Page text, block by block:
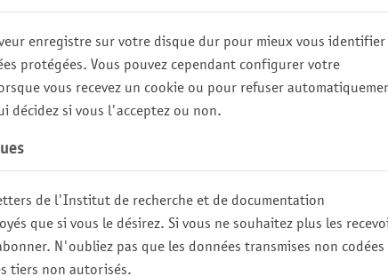
enregistre sur votre disque dur pour mieux vous identifier
protégées. Vous pouvez cependant configurer votre
vous recevez un cookie ou pour refuser
décidez si vous l'acceptez ou non.
de l'Institut de recherche et de documentation
que si vous le désirez. Si vous ne souhaitez plus les
N'oubliez pas que les données transmises non codées
tiers non autorisés.